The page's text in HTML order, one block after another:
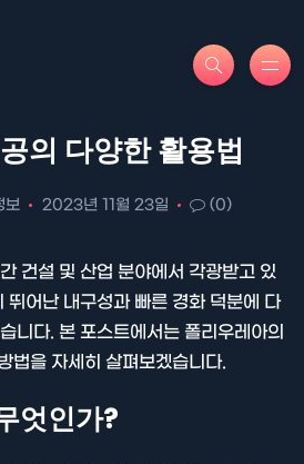
의 다양한 활용법
보 2023년 11월 23일 (0)
건설 및 산업 분야에서 각광받고 있
뛰어난 내구성과 빠른 경화 덕분에 다
니다. 본 포스트에서는 폴리우레아의
법을 자세히 살펴보겠습니다.
엇인가?